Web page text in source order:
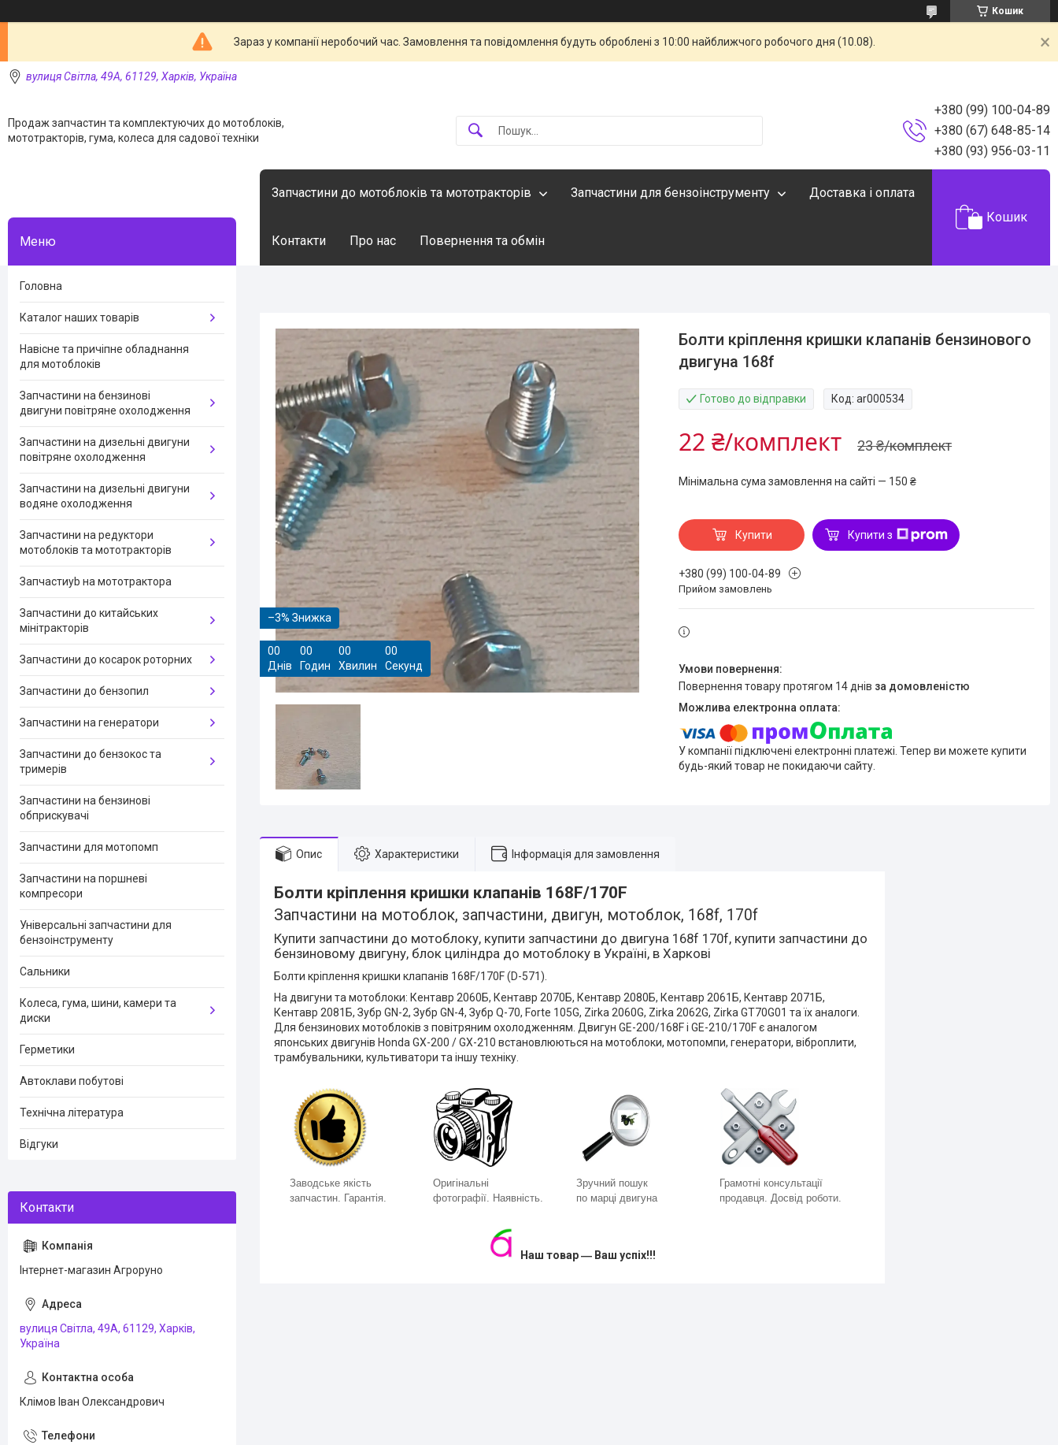
Кошик
Зараз у компанії неробочий час. Замовлення та повідомлення будуть оброблені з 10:00 найближчого робочого дня (10.08).
вулиця Світла, 49А, 61129, Харків, Україна
Продаж запчастин та комплектуючих до мотоблоків,
мототракторів, гума, колеса для садової техніки
+380 (99) 100-04-89
+380 (67) 648-85-14
+380 (93) 956-03-11
Запчастини до мотоблоків та мототракторів Запчастини для бензоінструменту Доставка і оплата
Контакти Про нас Повернення та обмін
Кошик
–3%
00
Днів
00
Годин
00
Хвилин
00
Секунд
Болти кріплення кришки клапанів бензинового
двигуна 168f
Готово до відправки Код:ar000534
23 ₴/комплект
22 ₴/комплект
Мінімальна сума замовлення на сайті — 150 ₴
Купити Купити з
+380 (99) 100-04-89
Прийом замовлень
повернення товару протягом 14 днів за домовленістю
У компанії підключені електронні платежі. Тепер ви можете купити
будь-який товар не покидаючи сайту.
Опис Характеристики Інформація для замовлення
Болти кріплення кришки клапанів 168F/170F
Запчастини на мотоблок, запчастини, двигун, мотоблок, 168f, 170f
Купити запчастини до мотоблоку, купити запчастини до двигуна 168f 170f, купити запчастини до
бензиновому двигуну, блок циліндра до мотоблоку в Україні, в Харкові
Болти кріплення кришки клапанів 168F/170F (D-571).
На двигуни та мотоблоки: Кентавр 2060Б, Кентавр 2070Б, Кентавр 2080Б, Кентавр 2061Б, Кентавр 2071Б,
Кентавр 2081Б, Зубр GN-2, Зубр GN-4, Зубр Q-70, Forte 105G, Zirka 2060G, Zirka 2062G, Zirka GT70G01 та їх аналоги.
Для бензинових мотоблоків з повітряним охолодженням. Двигун GE-200/168F і GE-210/170F є аналогом
японських двигунів Honda GX-200 / GX-210 встановлюються на мотоблоки, мотопомпи, генератори, віброплити,
трамбувальники, культиватори та іншу техніку.
Заводське якість
запчастин. Гарантія.
Оригінальні
фотографії. Наявність.
Зручний пошук
по марці двигуна
Грамотні консультації
продавця. Досвід роботи.
Наш товар ― Ваш успіх!!!
Головна
Каталог наших товарів
Навісне та причіпне обладнання
для мотоблоків
Запчастини на бензинові
двигуни повітряне охолодження
Запчастини на дизельні двигуни
повітряне охолодження
Запчастини на дизельні двигуни
водяне охолодження
Запчастини на редуктори
мотоблоків та мототракторів
Запчастиyb на мототрактора
Запчастини до китайських
мінітракторів
Запчастини до косарок роторних
Запчастини до бензопил
Запчастини на генератори
Запчастини до бензокос та
тримерів
Запчастини на бензинові
обприскувачі
Запчастини для мотопомп
Запчастини на поршневі
компресори
Універсальні запчастини для
бензоінструменту
Сальники
Колеса, гума, шини, камери та
диски
Герметики
Автоклави побутові
Технічна література
Відгуки
Інтернет-магазин Агроруно
вулиця Світла, 49А, 61129, Харків,
Україна
Клімов Іван Олександрович